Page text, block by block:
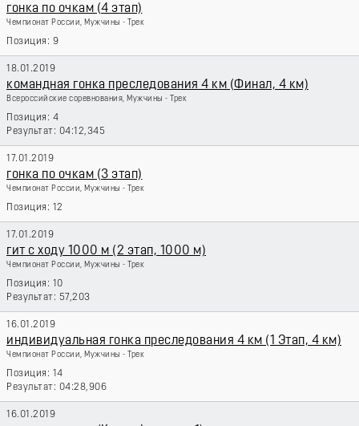
гонка по очкам (4 этап)
Чемпионат России, Мужчины - Трек
9
18.01.2019
командная гонка преследования 4 км (Финал, 4 км)
Всероссийские соревнования, Мужчины - Трек
4
04:12,345
17.01.2019
гонка по очкам (3 этап)
Чемпионат России, Мужчины - Трек
12
17.01.2019
гит с ходу 1000 м (2 этап, 1000 м)
Чемпионат России, Мужчины - Трек
10
57,203
16.01.2019
индивидуальная гонка преследования 4 км (1 Этап, 4 км)
Чемпионат России, Мужчины - Трек
14
04:28,906
16.01.2019